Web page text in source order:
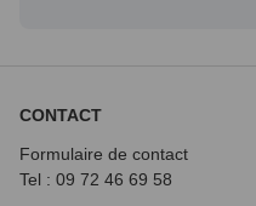
CONTACT
Formulaire de contact
Tel : 09 72 46 69 58